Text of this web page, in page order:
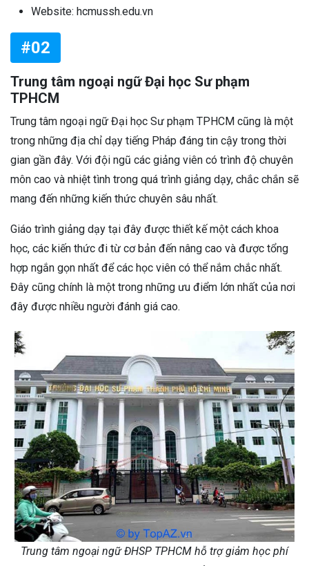
Website: hcmussh.edu.vn
#02
Trung tâm ngoại ngữ Đại học Sư phạm
TPHCM
Trung tâm ngoại ngữ Đại học Sư phạm TPHCM cũng là một
trong những địa chỉ dạy tiếng Pháp đáng tin cậy trong thời
gian gần đây. Với đội ngũ các giảng viên có trình độ chuyên
môn cao và nhiệt tình trong quá trình giảng dạy, chắc chắn sẽ
mang đến những kiến thức chuyên sâu nhất.
Giáo trình giảng dạy tại đây được thiết kế một cách khoa
học, các kiến thức đi từ cơ bản đến nâng cao và được tổng
hợp ngắn gọn nhất để các học viên có thể nắm chắc nhất.
Đây cũng chính là một trong những ưu điểm lớn nhất của nơi
đây được nhiều người đánh giá cao.
Trung tâm ngoại ngữ ĐHSP TPHCM hỗ trợ giảm học phí